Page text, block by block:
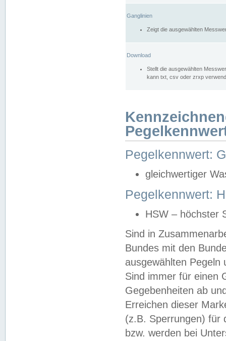
Ganglinien
Zeigt die ausgewählten
Download
Stellt die ausgewählten
kann txt, csv oder zrxp
Pegelkennwert:
gleichwertiger
Pegelkennwert:
HSW – höchster
Sind in
Bundes mit den
ausgewählten
Sind immer für einen
Gegebenheiten ab
Erreichen dieser
(z.B. Sperrungen) für
bzw. werden bei